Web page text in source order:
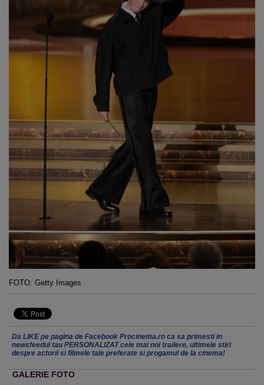
FOTO: Getty Images
Da LIKE pe pagina de Facebook Procinema.ro ca sa primesti in
newsfeedul tau PERSONALIZAT cele mai noi trailere, ultimele stiri
despre actorii si filmele tale preferate si progamul de la cinema!
GALERIE FOTO